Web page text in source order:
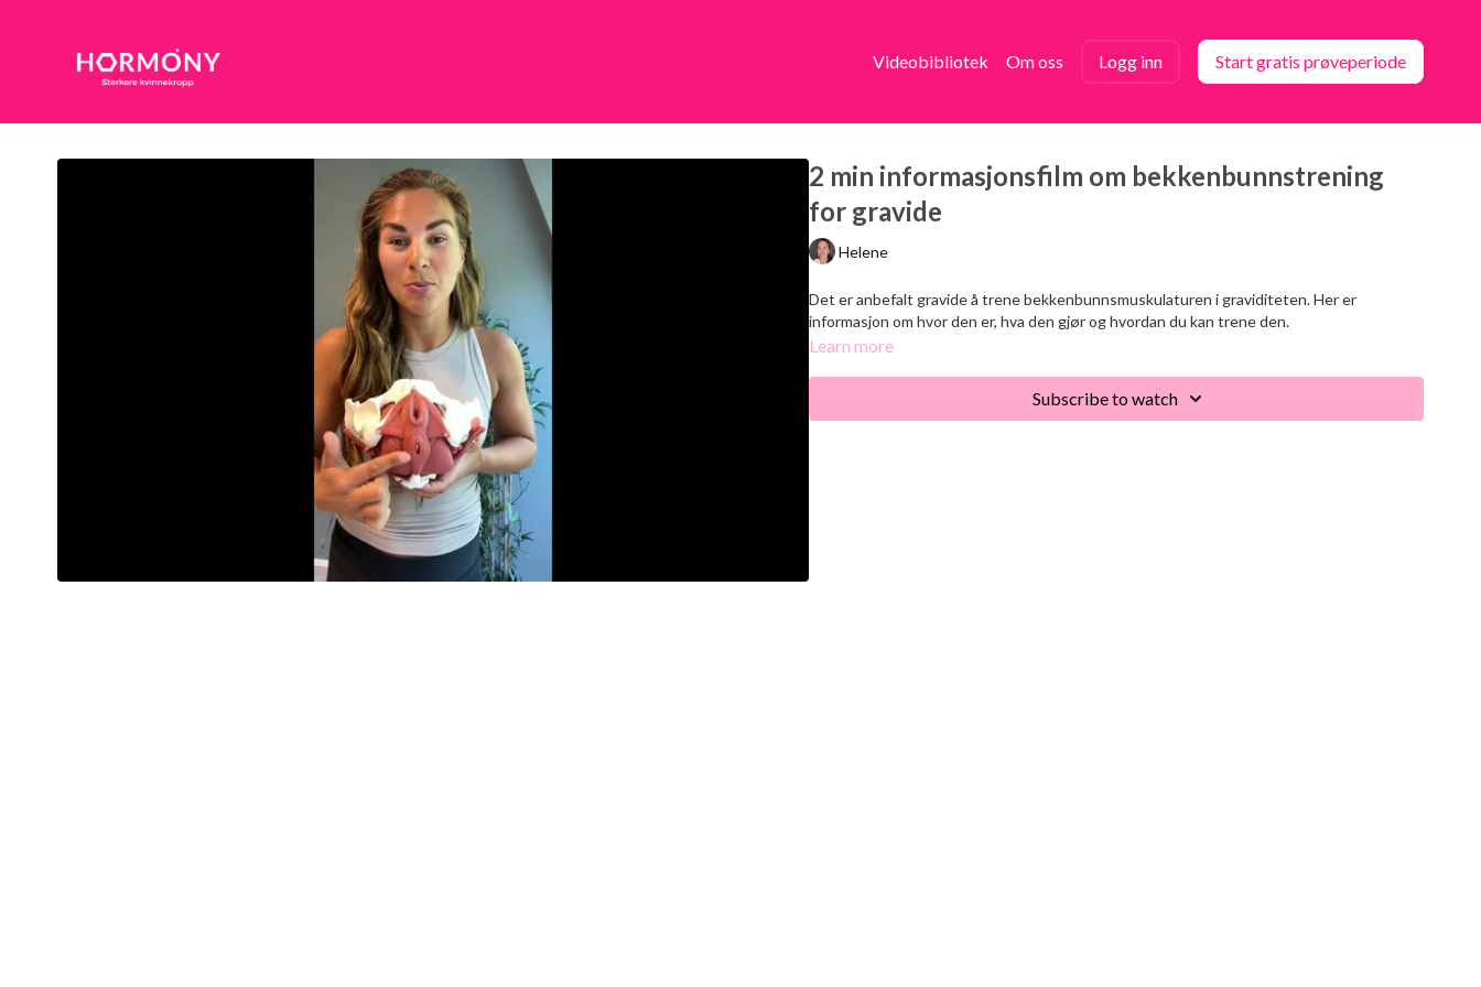
Videobibliotek Om oss Logg inn Start gratis prøveperiode
2 min informasjonsfilm om bekkenbunnstrening
for gravide
Helene
Det er anbefalt gravide å trene bekkenbunnsmuskulaturen i graviditeten. Her er
informasjon om hvor den er, hva den gjør og hvordan du kan trene den.
Learn more
Subscribe to watch